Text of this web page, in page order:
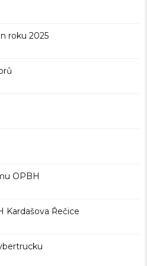
roku 2025
OPBH
Kardašova Řečice